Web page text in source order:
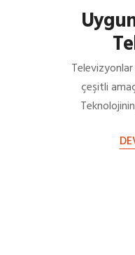
çeşitli